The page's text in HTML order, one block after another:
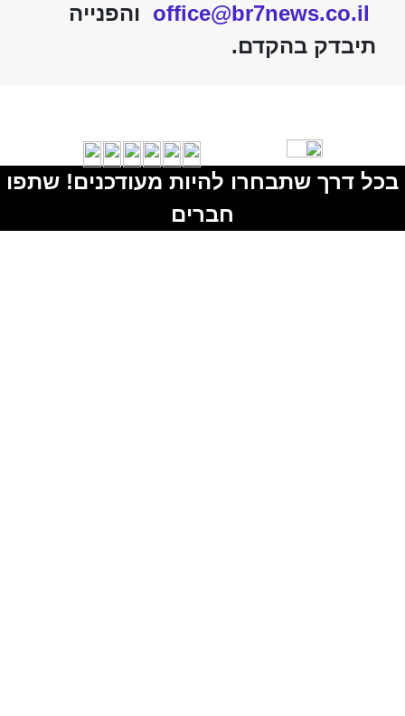
office@br7news.co.il והפנייה
תיבדק בהקדם.
בכל דרך שתבחרו להיות מעודכנים! שתפו
חברים